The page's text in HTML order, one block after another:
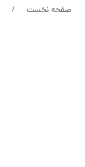
صفحه نخست